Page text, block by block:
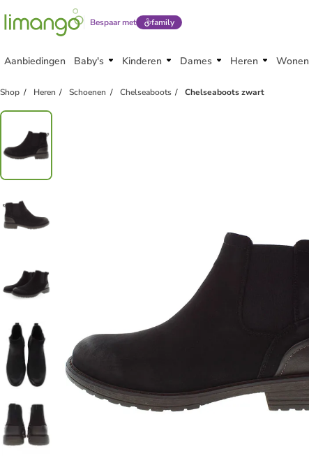
Bespaar met family
Aanbiedingen Baby's Kinderen Dames Heren Wonen
Shop Heren Schoenen Chelseaboots Chelseaboots zwart